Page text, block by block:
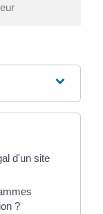
d'un site
?